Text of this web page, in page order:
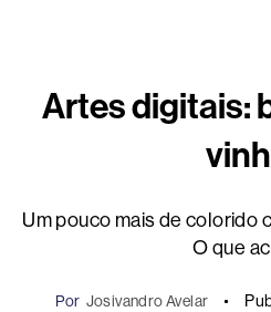
Artes digitais:
Um pouco mais de colorido
O que
Por Josivandro Avelar